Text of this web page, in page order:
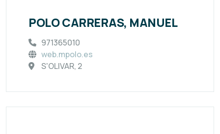
POLO CARRERAS, MANUEL
971365010
web.mpolo.es
S'OLIVAR, 2